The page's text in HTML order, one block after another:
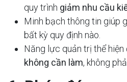
quy trình giảm nhu cầu
Minh bạch thông tin giúp
bất kỳ quy định nào.
Năng lực quản trị thể hiện
không cần làm, không